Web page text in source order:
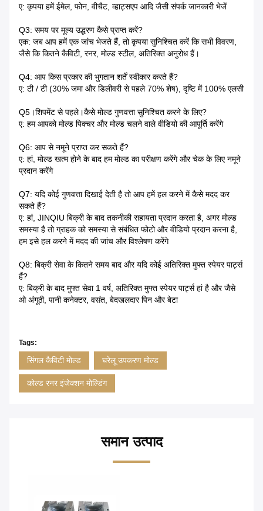
ए: कृपया हमें ईमेल, फोन, वीचैट, व्हाट्सएप आदि जैसी संपर्क जानकारी भेजें
Q3: समय पर मूल्य उद्धरण कैसे प्राप्त करें?
एक: जब आप हमें एक जांच भेजते हैं, तो कृपया सुनिश्चित करें कि सभी विवरण,
जैसे कि कितने कैविटी, रनर, मोल्ड स्टील, अतिरिक्त अनुरोध हैं।
Q4: आप किस प्रकार की भुगतान शर्तें स्वीकार करते हैं?
ए: टी / टी (30% जमा और डिलीवरी से पहले 70% शेष), दृष्टि में 100% एलसी
Q5।शिपमेंट से पहले।कैसे मोल्ड गुणवत्ता सुनिश्चित करने के लिए?
ए: हम आपको मोल्ड पिक्चर और मोल्ड चलने वाले वीडियो की आपूर्ति करेंगे
Q6: आप से नमूने प्राप्त कर सकते हैं?
ए: हां, मोल्ड खत्म होने के बाद हम मोल्ड का परीक्षण करेंगे और चेक के लिए नमूने
प्रदान करेंगे
Q7: यदि कोई गुणवत्ता दिखाई देती है तो आप हमें हल करने में कैसे मदद कर
सकते हैं?
ए: हां, JINQIU बिक्री के बाद तकनीकी सहायता प्रदान करता है, अगर मोल्ड
समस्या है तो ग्राहक को समस्या से संबंधित फोटो और वीडियो प्रदान करना है,
हम इसे हल करने में मदद की जांच और विश्लेषण करेंगे
Q8: बिक्री सेवा के कितने समय बाद और यदि कोई अतिरिक्त मुफ्त स्पेयर पार्ट्स
हैं?
ए: बिक्री के बाद मुफ्त सेवा 1 वर्ष, अतिरिक्त मुफ्त स्पेयर पार्ट्स हां है और जैसे
ओ अंगूठी, पानी कनेक्टर, वसंत, बेदखलदार पिन और बेटा
Tags:
सिंगल कैविटी मोल्ड घरेलू उपकरण मोल्ड
कोल्ड रनर इंजेक्शन मोल्डिंग
समान उत्पाद